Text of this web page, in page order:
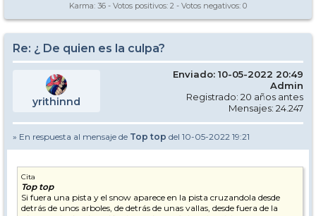
Karma: 36 - Votos positivos: 2 - Votos negativos: 0
Re: ¿ De quien es la culpa?
yrithinnd
Enviado: 10-05-2022 20:49
Admin
Registrado: 20 años antes
Mensajes: 24.247
» En respuesta al mensaje de Top top del 10-05-2022 19:21
Cita
Top top
Si fuera una pista y el snow aparece en la pista cruzandola desde
detrás de unos arboles, de detrás de unas vallas, desde fuera de la